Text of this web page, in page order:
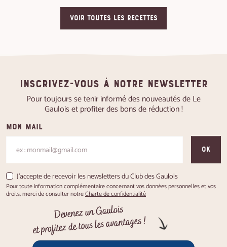
VOIR TOUTES LES RECETTES
Inscrivez-vous à notre newsletter
Pour toujours se tenir informé des nouveautés de Le
Gaulois et profiter des bons de réduction !
Mon mail
OK
J'accepte de recevoir les newsletters du Club des Gaulois
Pour toute information complémentaire concernant vos données personnelles et vos
droits, merci de consulter notreCharte de confidentialité
Devenez un Gaulois
et profitez de tous les avantages !